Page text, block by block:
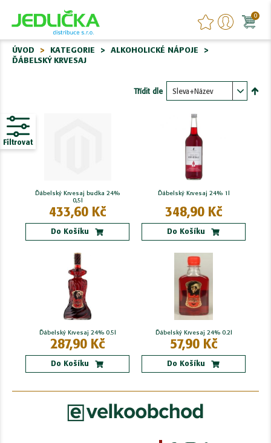
0
ÚVOD KATEGORIE
ALKOHOLICKÉ NÁPOJE
ĎÁBELSKÝ KRVESAJ
Třídit dle
Ďábelský Krvesaj budka 24%
0,5l
433,60 Kč
Do Košíku
Ďábelský Krvesaj 24% 1l
348,90 Kč
Do Košíku
Ďábelský Krvesaj 24% 0.5l
287,90 Kč
Do Košíku
Ďábelský Krvesaj 24% 0.2l
57,90 Kč
Do Košíku
Filtrovat